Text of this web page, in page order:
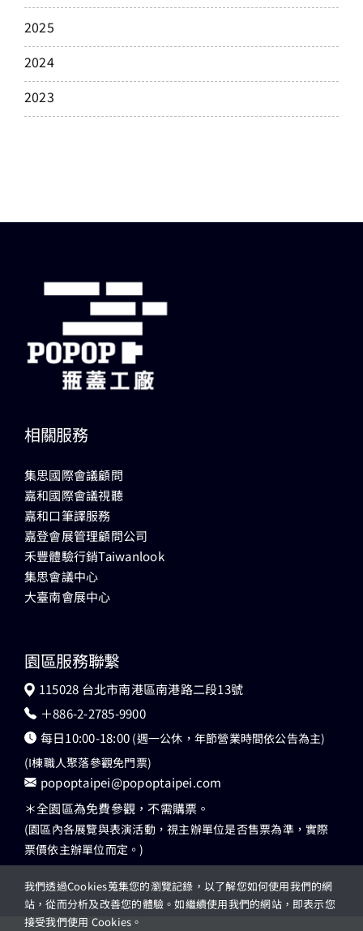
2024
2023
相關服務
集思國際會議顧問
嘉和口筆譯服務
嘉登會展管理顧問公司
禾豐體驗行銷Taiwanlook
集思會議中心
大臺南會展中心
115028 台北市南港區南港路二段13號
每日10:00-18:00(週一公休，年節營業時間依公告為主)
(I棟職人聚落參觀免門票)
popoptaipei@popoptaipei.com
＊全園區為免費參觀，不需購票。
(園區內各展覽與表演活動，視主辦單位是否售票為準，實際
票價依主辦單位而定。)
© Copyright 2026 瓶蓋工廠台北製造所 All Rights
Reserved. |
我們透過Cookies蒐集您的瀏覽記錄，以了解您如何使用我們的網
站，從而分析及改善您的體驗。如繼續使用我們的網站，即表示您
接受我們使用 Cookies。